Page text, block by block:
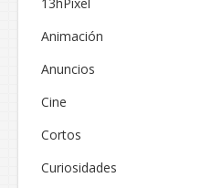
Animación
Anuncios
Cine
Cortos
Curiosidades